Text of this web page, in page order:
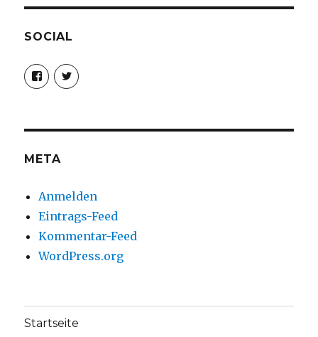
SOCIAL
Profil
von
christoph.fleischer1
anzeigen
Profil
von
ChristophFl
anzeigen
META
Anmelden
Eintrags-Feed
Kommentar-Feed
WordPress.org
Startseite